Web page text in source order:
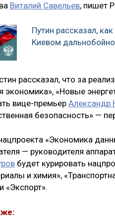
Виталий Савельев, пишет
Путин рассказал,
Киевом
рассказал, что за
экономика», «Новые
вице-премьерАлександр
безопасность» —
«Экономика
— руководителя
будет курировать
и химия»,
«Экспорт».